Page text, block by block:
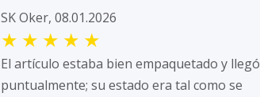
SK Oker, 08.01.2026
★ ★ ★ ★ ★
El artículo estaba bien empaquetado y llegó
puntualmente; su estado era tal como se